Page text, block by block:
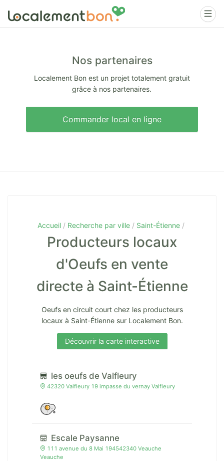
Nos partenaires
Localement Bon est un projet totalement gratuit
grâce à nos partenaires.
Commander local en ligne
Accueil Recherche par ville Saint-Étienne
Producteurs locaux
d'Oeufs en vente
directe à Saint-Étienne
Oeufs en circuit court chez les producteurs
locaux à Saint-Étienne sur Localement Bon.
Découvrir la carte interactive
les oeufs de Valfleury
42320 Valfleury 19 impasse du vernay Valfleury
Escale Paysanne
111 avenue du 8 Mai 194542340 Veauche
Veauche